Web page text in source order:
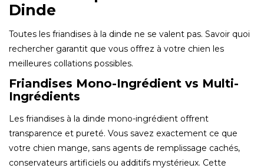
Dinde
Toutes les friandises à la dinde ne se valent pas. Savoir quoi
rechercher garantit que vous offrez à votre chien les
meilleures collations possibles.
Friandises Mono-Ingrédient vs Multi-
Ingrédients
Les friandises à la dinde mono-ingrédient offrent
transparence et pureté. Vous savez exactement ce que
votre chien mange, sans agents de remplissage cachés,
conservateurs artificiels ou additifs mystérieux. Cette